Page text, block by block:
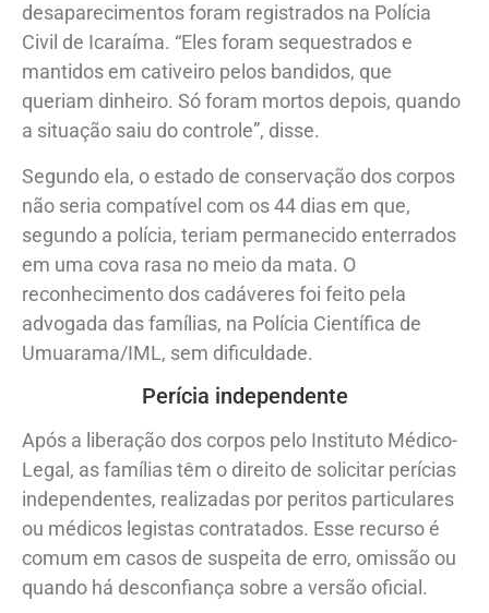
desaparecimentos foram registrados na Polícia
Civil de Icaraíma. “Eles foram sequestrados e
mantidos em cativeiro pelos bandidos, que
queriam dinheiro. Só foram mortos depois, quando
a situação saiu do controle”, disse.
Segundo ela, o estado de conservação dos corpos
não seria compatível com os 44 dias em que,
segundo a polícia, teriam permanecido enterrados
em uma cova rasa no meio da mata. O
reconhecimento dos cadáveres foi feito pela
advogada das famílias, na Polícia Científica de
Umuarama/IML, sem dificuldade.
Perícia independente
Após a liberação dos corpos pelo Instituto Médico-
Legal, as famílias têm o direito de solicitar perícias
independentes, realizadas por peritos particulares
ou médicos legistas contratados. Esse recurso é
comum em casos de suspeita de erro, omissão ou
quando há desconfiança sobre a versão oficial.